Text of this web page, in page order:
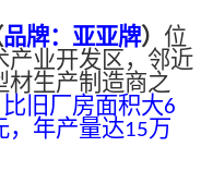
品牌：亚亚牌） 位
产业开发区，邻近
材生产制造商之
旧厂房面积大6
，年产量达15万